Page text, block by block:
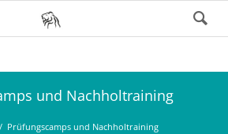
und Nachholtraining
Prüfungscamps und Nachholtraining